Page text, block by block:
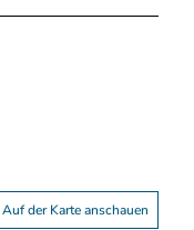
Auf der Karte anschauen